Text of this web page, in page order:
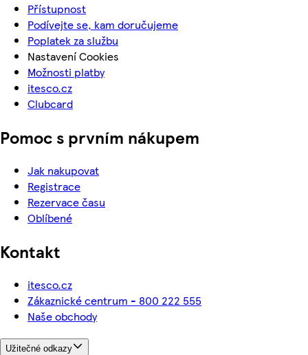
Přístupnost
Podívejte se, kam doručujeme
Poplatek za službu
Nastavení Cookies
Možnosti platby
itesco.cz
Clubcard
Pomoc s prvním nákupem
Jak nakupovat
Registrace
Rezervace času
Oblíbené
Kontakt
itesco.cz
Zákaznické centrum - 800 222 555
Naše obchody
Užitečné odkazy